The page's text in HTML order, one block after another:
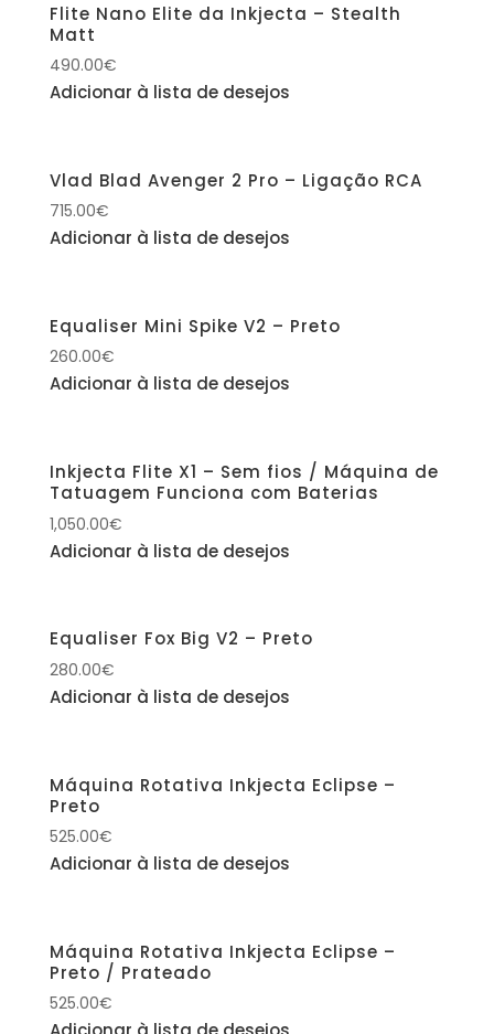
Flite Nano Elite da Inkjecta – Stealth
Matt
490.00€
Adicionar à lista de desejos
Vlad Blad Avenger 2 Pro – Ligação RCA
715.00€
Adicionar à lista de desejos
Equaliser Mini Spike V2 – Preto
260.00€
Adicionar à lista de desejos
Inkjecta Flite X1 – Sem fios / Máquina de
Tatuagem Funciona com Baterias
1,050.00€
Adicionar à lista de desejos
Equaliser Fox Big V2 – Preto
280.00€
Adicionar à lista de desejos
Máquina Rotativa Inkjecta Eclipse –
Preto
525.00€
Adicionar à lista de desejos
Máquina Rotativa Inkjecta Eclipse –
Preto / Prateado
525.00€